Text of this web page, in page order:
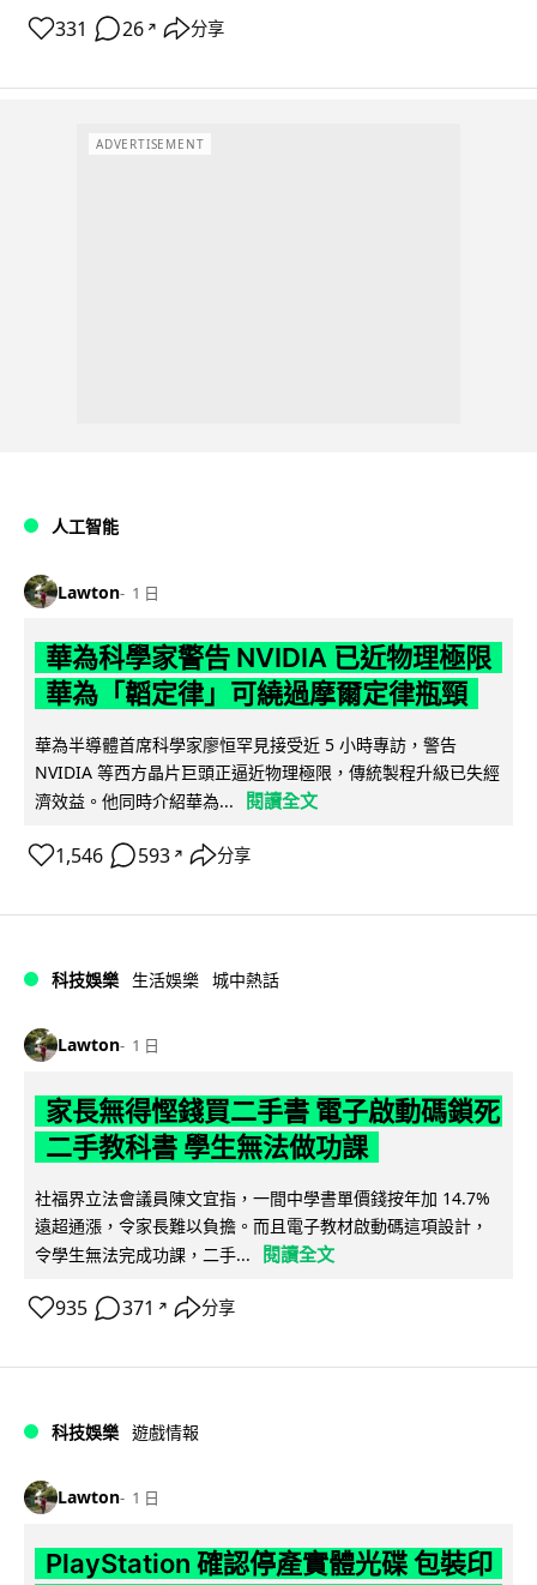
331 26 ↗ 分享
ADVERTISEMENT
人工智能
Lawton 1 日
華為科學家警告 NVIDIA 已近物理極限
華為「韜定律」可繞過摩爾定律瓶頸
華為半導體首席科學家廖恒罕見接受近 5 小時專訪，警告
NVIDIA 等西方晶片巨頭正逼近物理極限，傳統製程升級已失經
濟效益。他同時介紹華為...
閱讀全文
1,546 593 ↗ 分享
科技娛樂 生活娛樂 城中熱話
Lawton 1 日
家長無得慳錢買二手書 電子啟動碼鎖死
二手教科書 學生無法做功課
社福界立法會議員陳文宜指，一間中學書單價錢按年加 14.7%
遠超通漲，令家長難以負擔。而且電子教材啟動碼這項設計，
令學生無法完成功課，二手...
閱讀全文
935 371 ↗ 分享
科技娛樂 遊戲情報
Lawton 1 日
PlayStation 確認停產實體光碟 包裝印